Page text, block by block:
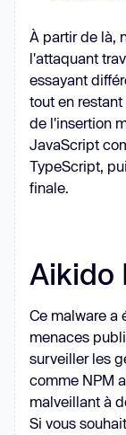
À partir de là,
l'attaquant
essayant
tout en
de l'insertion
JavaScript
TypeScript,
finale.
Aikido
Ce malware a
menaces
surveiller les
comme NPM
malveillant à
Si vous